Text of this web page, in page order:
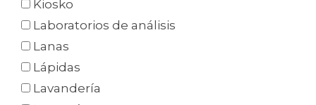
Kiosko
Laboratorios de análisis
Lanas
Lápidas
Lavandería